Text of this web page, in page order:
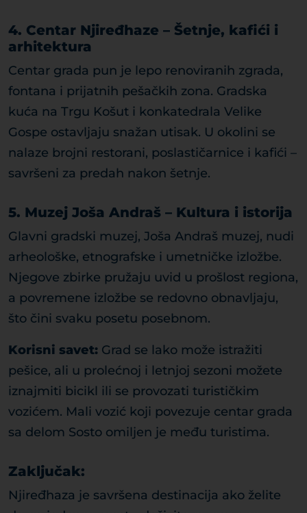
4. Centar Njiređhaze – Šetnje, kafići i
arhitektura
Centar grada pun je lepo renoviranih zgrada,
fontana i prijatnih pešačkih zona. Gradska
kuća na Trgu Košut i konkatedrala Velike
Gospe ostavljaju snažan utisak. U okolini se
nalaze brojni restorani, poslastičarnice i kafići –
savršeni za predah nakon šetnje.
5. Muzej Joša Andraš – Kultura i istorija
Glavni gradski muzej, Joša Andraš muzej, nudi
arheološke, etnografske i umetničke izložbe.
Njegove zbirke pružaju uvid u prošlost regiona,
a povremene izložbe se redovno obnavljaju,
što čini svaku posetu posebnom.
Korisni savet: Grad se lako može istražiti
pešice, ali u prolećnoj i letnjoj sezoni možete
iznajmiti bicikl ili se provozati turističkim
vozićem. Mali vozić koji povezuje centar grada
sa delom Sosto omiljen je među turistima.
Zaključak:
Njiređhaza je savršena destinacija ako želite